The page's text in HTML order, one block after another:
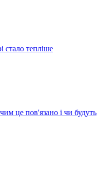
стало тепліше
це пов'язано і чи будуть